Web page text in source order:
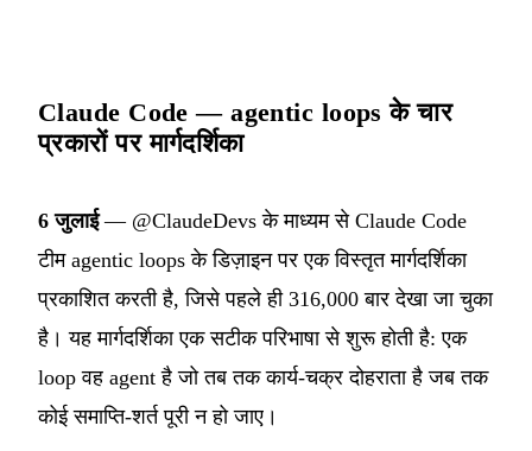
Claude Code — agentic loops के चार
प्रकारों पर मार्गदर्शिका
6 जुलाई— @ClaudeDevs के माध्यम से Claude Code
टीम agentic loops के डिज़ाइन पर एक विस्तृत मार्गदर्शिका
प्रकाशित करती है, जिसे पहले ही 316,000 बार देखा जा चुका
है। यह मार्गदर्शिका एक सटीक परिभाषा से शुरू होती है: एक
loop वह agent है जो तब तक कार्य-चक्र दोहराता है जब तक
कोई समाप्ति-शर्त पूरी न हो जाए।